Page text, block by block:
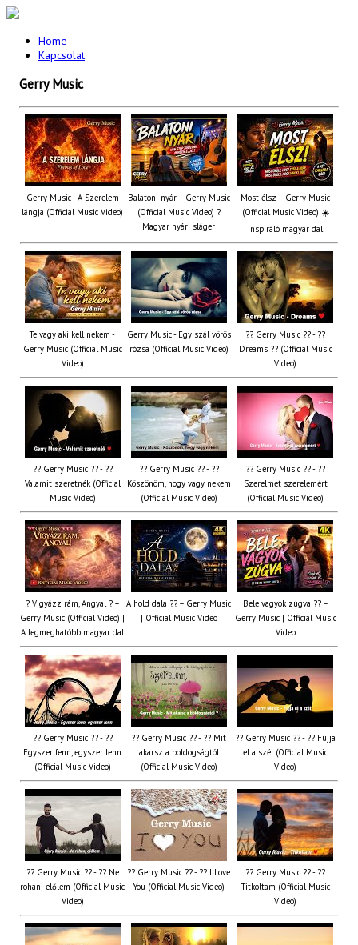
Home
Kapcsolat
Gerry Music
Gerry Music - A Szerelem
lángja (Official Music Video)
Balatoni nyár – Gerry Music
(Official Music Video) ?
Magyar nyári sláger
Most élsz – Gerry Music
(Official Music Video) ☀️
Inspiráló magyar dal
Te vagy aki kell nekem -
Gerry Music (Official Music
Video)
Gerry Music - Egy szál vörös
rózsa (Official Music Video)
?? Gerry Music ?? - ??
Dreams ?? (Official Music
Video)
?? Gerry Music ?? - ??
Valamit szeretnék (Official
Music Video)
?? Gerry Music ?? - ??
Köszönöm, hogy vagy nekem
(Official Music Video)
?? Gerry Music ?? - ??
Szerelmet szerelemért
(Official Music Video)
? Vigyázz rám, Angyal ? –
Gerry Music (Official Video) |
A legmeghatóbb magyar dal
A hold dala ?? – Gerry Music
| Official Music Video
Bele vagyok zúgva ?? –
Gerry Music | Official Music
Video
?? Gerry Music ?? - ??
Egyszer fenn, egyszer lenn
(Official Music Video)
?? Gerry Music ?? - ?? Mit
akarsz a boldogságtól
(Official Music Video)
?? Gerry Music ?? - ?? Fújja
el a szél (Official Music
Video)
?? Gerry Music ?? - ?? Ne
rohanj előlem (Official Music
Video)
?? Gerry Music ?? - ?? I Love
You (Official Music Video)
?? Gerry Music ?? - ??
Titkoltam (Official Music
Video)